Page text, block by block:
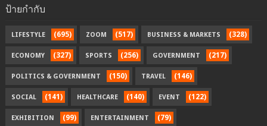
ป้ายกำกับ
LIFESTYLE (695) ZOOM (517) BUSINESS & MARKETS (328)
ECONOMY (327) SPORTS (256) GOVERNMENT (217)
POLITICS & GOVERNMENT (150) TRAVEL (146)
SOCIAL (141) HEALTHCARE (140) EVENT (122)
EXHIBITION (99) ENTERTAINMENT (79)